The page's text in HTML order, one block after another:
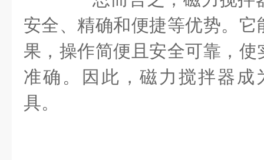
安全、精确和便捷等优势。
果，操作简便且安全可靠，
准确。因此，磁力搅拌器成
具。